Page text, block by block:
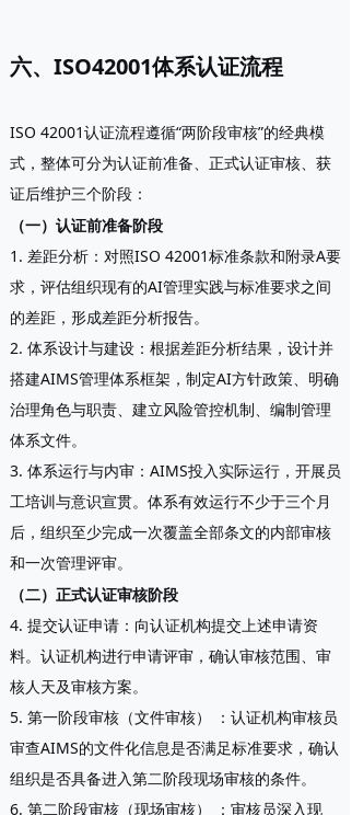
六、ISO42001体系认证流程
ISO 42001认证流程遵循“两阶段审核”的经典模
式，整体可分为认证前准备、正式认证审核、获
证后维护三个阶段：
（一）认证前准备阶段
1. 差距分析 ：对照ISO 42001标准条款和附录A要
求，评估组织现有的AI管理实践与标准要求之间
的差距，形成差距分析报告。
2. 体系设计与建设 ：根据差距分析结果，设计并
搭建AIMS管理体系框架，制定AI方针政策、明确
治理角色与职责、建立风险管控机制、编制管理
体系文件。
3. 体系运行与内审 ：AIMS投入实际运行，开展员
工培训与意识宣贯。体系有效运行不少于三个月
后，组织至少完成一次覆盖全部条文的内部审核
和一次管理评审。
（二）正式认证审核阶段
4. 提交认证申请 ：向认证机构提交上述申请资
料。认证机构进行申请评审，确认审核范围、审
核人天及审核方案。
5. 第一阶段审核（文件审核）
：认证机构审核员
审查AIMS的文件化信息是否满足标准要求，确认
组织是否具备进入第二阶段现场审核的条件。
6. 第二阶段审核（现场审核）
：审核员深入现